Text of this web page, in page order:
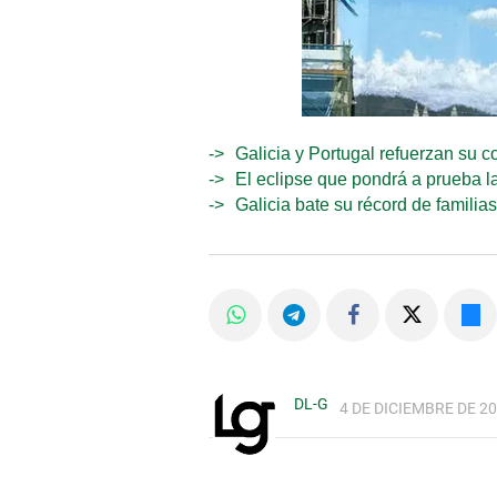
Galicia y Portugal refuerzan su
El eclipse que pondrá a prueba
Galicia bate su récord de
DL-G 4 DE DICIEMBRE DE